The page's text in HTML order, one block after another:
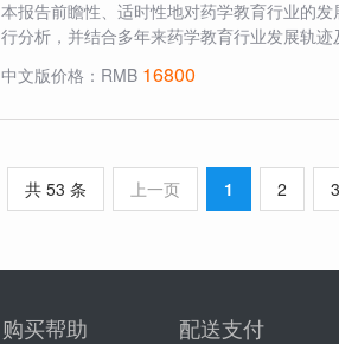
本报告前瞻性、适时性地对药学教育行业的
行分析，并结合多年来药学教育行业发展轨
中文版价格：RMB 16800
共 53 条 上一页 1 2 3
购买帮助 配送支付